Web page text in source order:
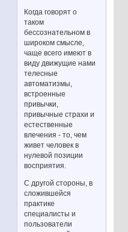
Когда говорят о
таком
бессознательном в
широком смысле,
чаще всего имеют в
виду движущие нами
телесные
автоматизмы,
встроенные
привычки,
привычные страхи и
естественные
влечения - то, чем
живет человек в
нулевой позиции
восприятия.
С другой стороны, в
сложившейся
практике
специалисты и
пользователи